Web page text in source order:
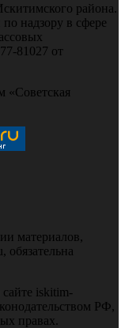
района.
надзору в сфере
81027 от
«Советская
материалов,
обязательна
iskitim-
РФ,
правах.